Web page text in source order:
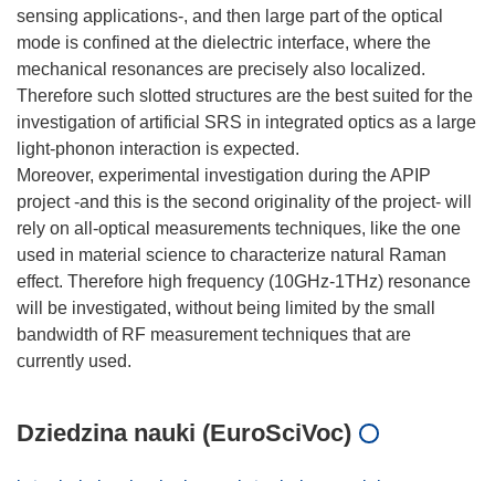
sensing applications-, and then large part of the optical
mode is confined at the dielectric interface, where the
mechanical resonances are precisely also localized.
Therefore such slotted structures are the best suited for the
investigation of artificial SRS in integrated optics as a large
light-phonon interaction is expected.
Moreover, experimental investigation during the APIP
project -and this is the second originality of the project- will
rely on all-optical measurements techniques, like the one
used in material science to characterize natural Raman
effect. Therefore high frequency (10GHz-1THz) resonance
will be investigated, without being limited by the small
bandwidth of RF measurement techniques that are
Dziedzina nauki (EuroSciVoc)